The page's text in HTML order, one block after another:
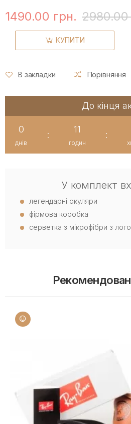
1490.00 грн. 2980.00
КУПИТИ
В закладки Порівняння
До кінця
0
днів
:
11
годин
:
У комплект
легендарні окуляри
фірмова коробка
серветка з мікрофібри з